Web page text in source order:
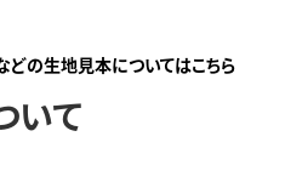
どの生地見本についてはこちら
いて